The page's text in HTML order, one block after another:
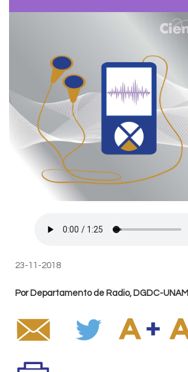
23-11-2018
Por Departamento de Radio, DGDC-UNAM